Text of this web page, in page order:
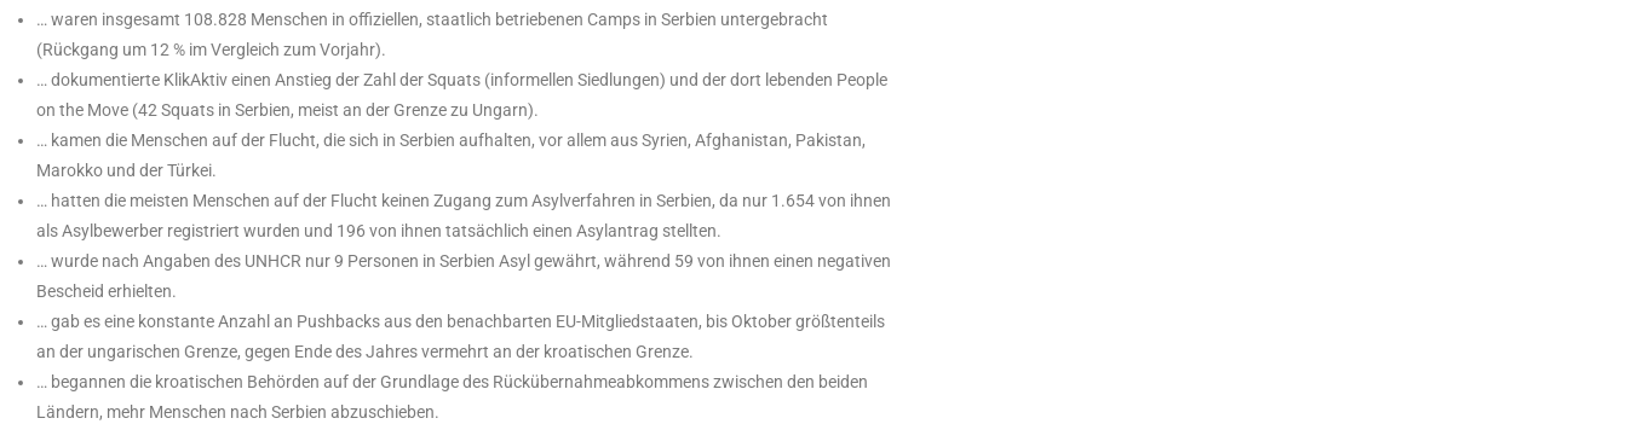
… waren insgesamt 108.828 Menschen in offiziellen, staatlich betriebenen Camps in Serbien untergebracht
(Rückgang um 12 % im Vergleich zum Vorjahr).
… dokumentierte KlikAktiv einen Anstieg der Zahl der Squats (informellen Siedlungen) und der dort lebenden People
on the Move (42 Squats in Serbien, meist an der Grenze zu Ungarn).
… kamen die Menschen auf der Flucht, die sich in Serbien aufhalten, vor allem aus Syrien, Afghanistan, Pakistan,
Marokko und der Türkei.
… hatten die meisten Menschen auf der Flucht keinen Zugang zum Asylverfahren in Serbien, da nur 1.654 von ihnen
als Asylbewerber registriert wurden und 196 von ihnen tatsächlich einen Asylantrag stellten.
… wurde nach Angaben des UNHCR nur 9 Personen in Serbien Asyl gewährt, während 59 von ihnen einen negativen
Bescheid erhielten.
… gab es eine konstante Anzahl an Pushbacks aus den benachbarten EU-Mitgliedstaaten, bis Oktober größtenteils
an der ungarischen Grenze, gegen Ende des Jahres vermehrt an der kroatischen Grenze.
… begannen die kroatischen Behörden auf der Grundlage des Rückübernahmeabkommens zwischen den beiden
Ländern, mehr Menschen nach Serbien abzuschieben.